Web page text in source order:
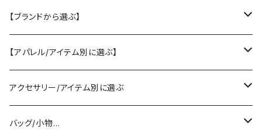
【ブランドから選ぶ】
SELECT／ORIGINAL
PASSIONE/cafune
ヤマトドレス／dolly-sean／DONEEYU／他
【アパレル/アイテム別に選ぶ】
outer
coat/down
tops
アクセサリー/アイテム別に選ぶ
pierce/earring/ear cuff
バッグ/小物…